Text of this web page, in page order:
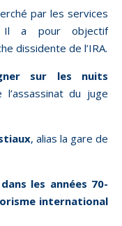
par les services
Il a pour objectif
dissidente de l’IRA.
sur les nuits
du juge
, alias la gare de
les années 70-
international